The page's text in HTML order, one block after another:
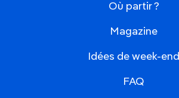
Où partir ?
Magazine
Idées de week-end
FAQ